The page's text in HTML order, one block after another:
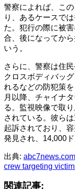
警察によれば、こ
り、あるケースで
た。犯行の際に被
合、後になってか
いう。
さらに、警察は住
クロスボディバッ
れるなどの防犯策
月以降、チャイナ
る。監視映像で取
されている。彼ら
起訴されており、
発見され、14,000
出典:
crew targeting
関連記事: